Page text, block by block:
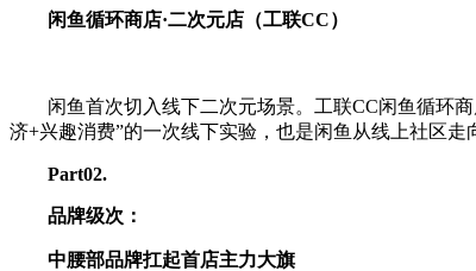
闲鱼循环商店·二次元店（工联CC）
闲鱼首次切入线下二次元场景。工联CC闲鱼循环
济+兴趣消费”的一次线下实验，也是闲鱼从线上社区走
Part02.
品牌级次：
中腰部品牌扛起首店主力大旗